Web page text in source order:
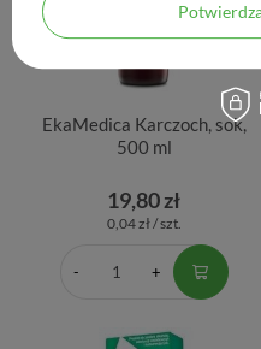
EkaMedica Karczoch, sok,
500 ml
19,80 zł
0,04 zł / szt.